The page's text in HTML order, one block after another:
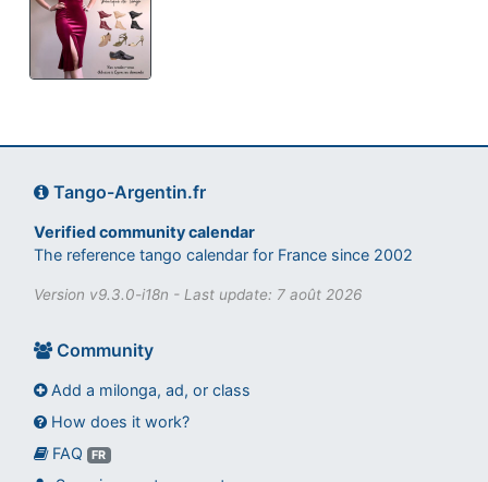
Tango-Argentin.fr
Verified community calendar
The reference tango calendar for France since 2002
Version v9.3.0-i18n - Last update: 7 août 2026
Community
Add a milonga, ad, or class
How does it work?
FAQ
FR
Assistant tango-argentin.fr
Questions sur les milongas, cours et stages